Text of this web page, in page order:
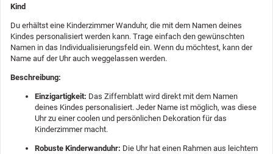
Kind
Du erhältst eine Kinderzimmer Wanduhr, die mit dem Namen deines
Kindes personalisiert werden kann. Trage einfach den gewünschten
Namen in das Individualisierungsfeld ein. Wenn du möchtest, kann der
Name auf der Uhr auch weggelassen werden.
Beschreibung:
Einzigartigkeit: Das Ziffernblatt wird direkt mit dem Namen
deines Kindes personalisiert. Jeder Name ist möglich, was diese
Uhr zu einer coolen und persönlichen Dekoration für das
Kinderzimmer macht.
Robuste Kinderwanduhr: Die Uhr hat einen Rahmen aus leichtem